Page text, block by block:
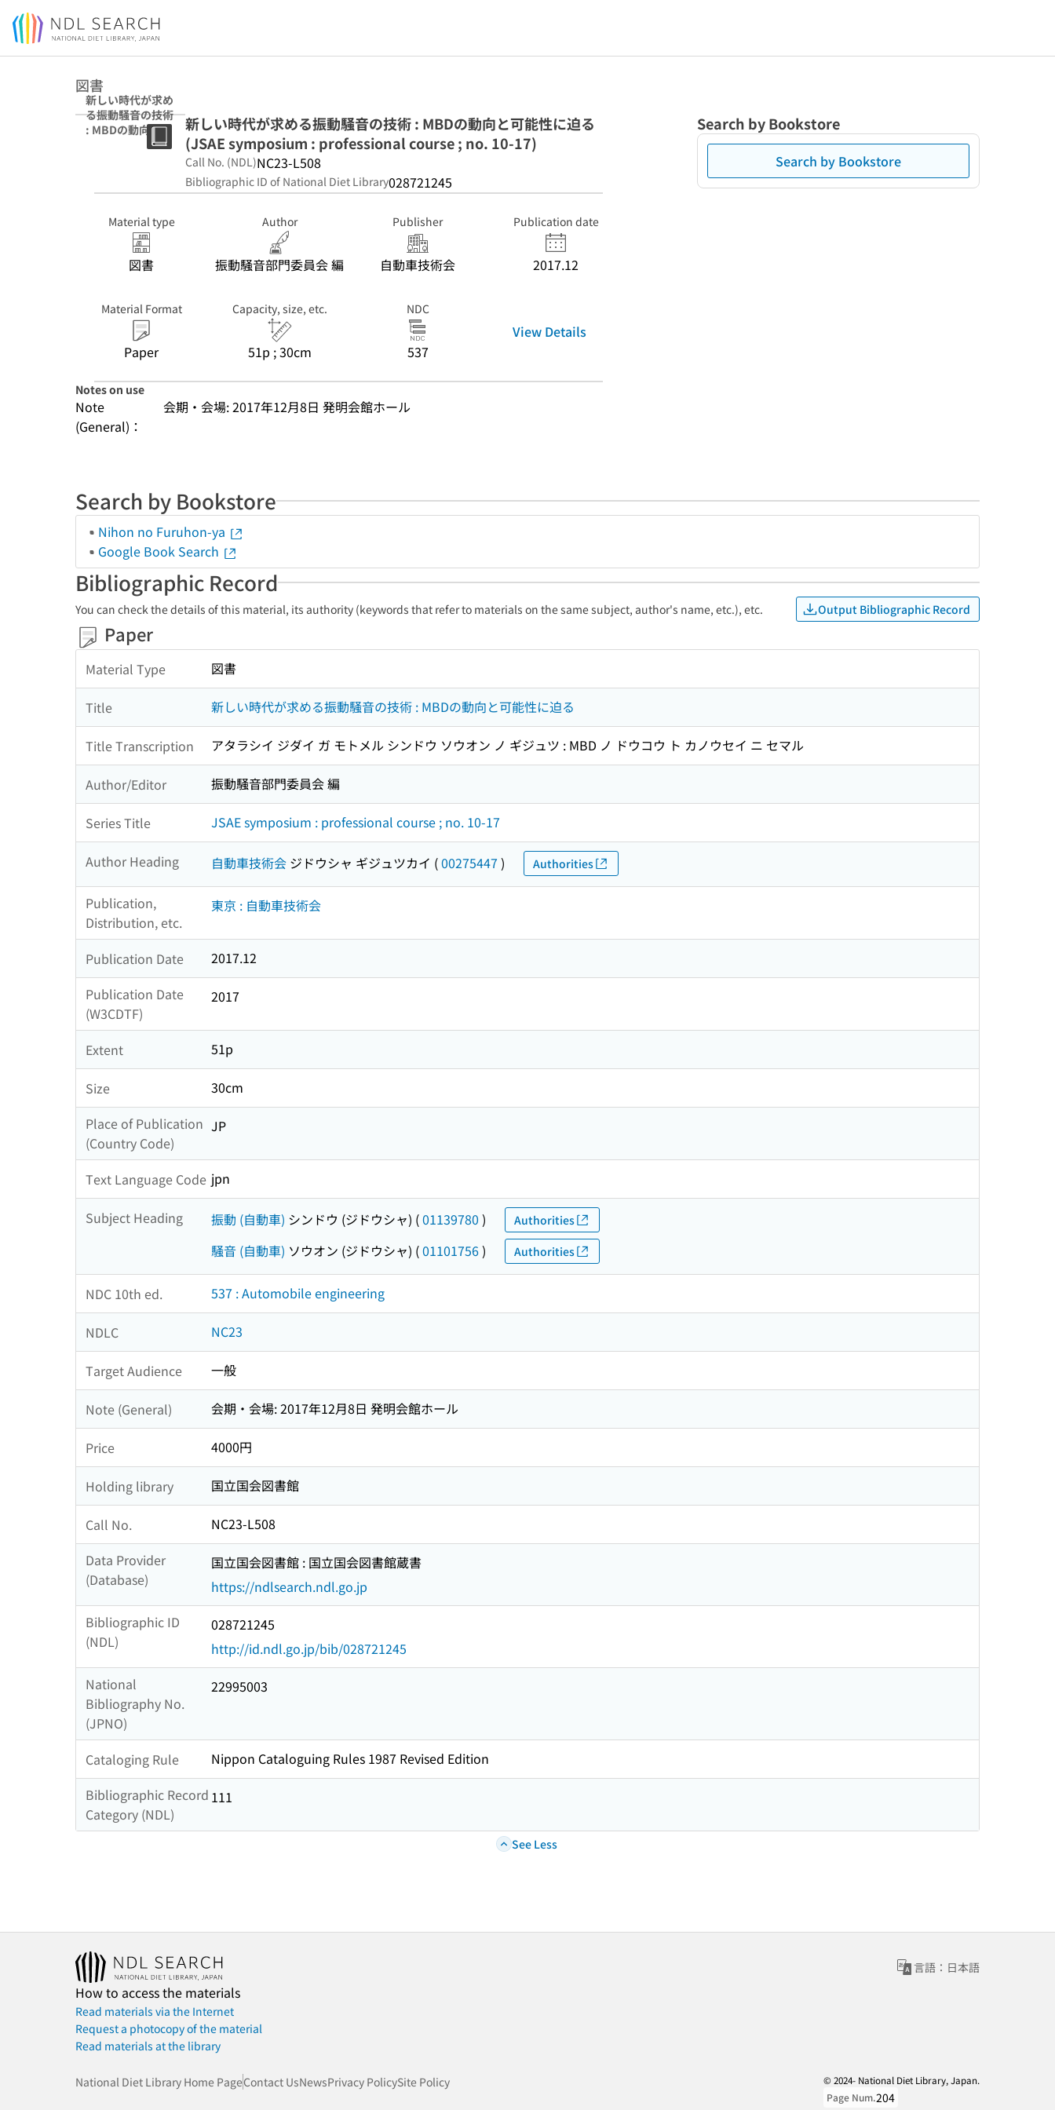
Jump to main content
図書
新しい時代が求め
る振動騒音の技術
: MBDの動向と可
能性に迫る (JSAE
course ; no. 10-
新しい時代が求める振動騒音の技術 : MBDの動向と可能性に迫る
(JSAE symposium : professional course ; no. 10-17)
Call No. (NDL)NC23-L508
Bibliographic ID of National Diet Library028721245
Material type
図書
Author
振動騒音部門委員会 編
Publisher
自動車技術会
Publication date
2017.12
Material Format
Paper
Capacity, size, etc.
51p ; 30cm
NDC
537
View Details
Notes on use
Note
(General)：
会期・会場: 2017年12月8日 発明会館ホール
Search by Bookstore
Search by Bookstore
Search by Bookstore
Nihon no Furuhon-ya
Google Book Search
Bibliographic Record
You can check the details of this material, its authority (keywords that refer to materials on the same subject, author's name, etc.), etc. Output Bibliographic Record
Paper
Material Type 図書
Title 新しい時代が求める振動騒音の技術 : MBDの動向と可能性に迫る
Title Transcription アタラシイ ジダイ ガ モトメル シンドウ ソウオン ノ ギジュツ : MBD ノ ドウコウ ト カノウセイ ニ セマル
Author/Editor 振動騒音部門委員会 編
Series Title JSAE symposium : professional course ; no. 10-17
Author Heading 自動車技術会 ジドウシャ ギジュツカイ (00275447 ) Authorities
Publication,
Distribution, etc.
東京 : 自動車技術会
Publication Date
2017.12
Publication Date
(W3CDTF)
2017
Extent 51p
Size
30cm
Place of Publication
(Country Code)
JP
Text Language Code jpn
Subject Heading 振動 (自動車) シンドウ (ジドウシャ) (01139780 ) Authorities
騒音 (自動車) ソウオン (ジドウシャ) (01101756) Authorities
NDC 10th ed. 537 : Automobile engineering
NDLC NC23
Target Audience 一般
Note (General) 会期・会場: 2017年12月8日 発明会館ホール
Price 4000円
Holding library 国立国会図書館
Call No.
NC23-L508
Data Provider
(Database)
国立国会図書館 : 国立国会図書館蔵書
https://ndlsearch.ndl.go.jp
Bibliographic ID
(NDL)
028721245
http://id.ndl.go.jp/bib/028721245
National
Bibliography No.
(JPNO)
22995003
Cataloging Rule
Nippon Cataloguing Rules 1987 Revised Edition
Bibliographic Record
Category (NDL)
111
See Less
言語：日本語
How to access the materials
Read materials via the Internet
Request a photocopy of the material
Read materials at the library
National Diet Library Home PageContact UsNewsPrivacy PolicySite Policy
© 2024- National Diet Library, Japan.
Page Num.204